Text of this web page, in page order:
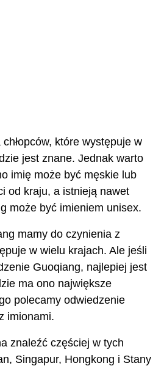
które występuje w
jest znane. Jednak warto
imię może być męskie lub
od kraju, a istnieją nawet
może być imieniem unisex.
mamy do czynienia z
w wielu krajach. Ale jeśli
Guoqiang, najlepiej jest
ma ono największe
polecamy odwiedzenie
imionami.
znaleźć częściej w tych
Singapur, Hongkong i Stany